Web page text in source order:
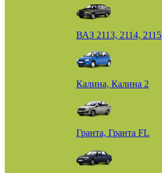
ВАЗ 2113, 2114, 2115
Калина, Калина 2
Гранта, Гранта FL